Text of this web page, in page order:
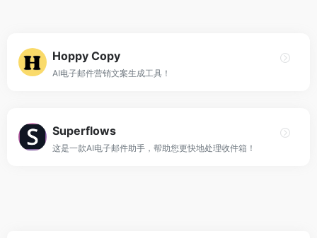
Hoppy Copy
AI电子邮件营销文案生成工具！
Superflows
这是一款AI电子邮件助手，帮助您更快地处理收件箱！